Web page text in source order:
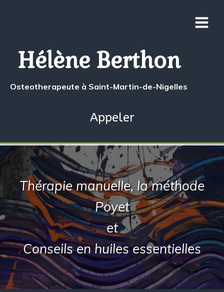
Hélène Berthon
Osteotherapeute à Saint-Martin-de-Nigelles
Appeler
Thérapie manuelle, la méthode
Poyet
et
Conseils en huiles essentielles